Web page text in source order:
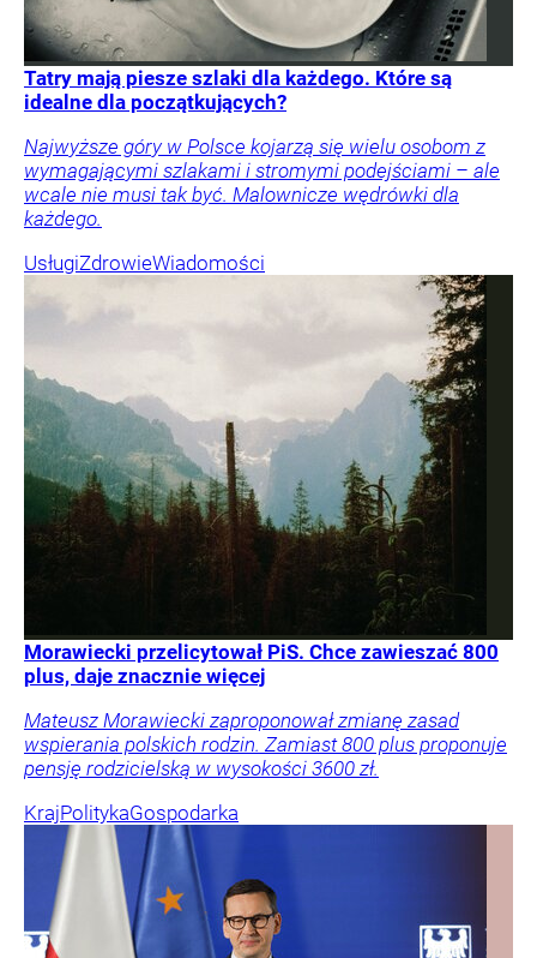
Tatry mają piesze szlaki dla każdego. Które są
idealne dla początkujących?
Najwyższe góry w Polsce kojarzą się wielu osobom z
wymagającymi szlakami i stromymi podejściami – ale
wcale nie musi tak być. Malownicze wędrówki dla
każdego.
UsługiZdrowieWiadomości
Morawiecki przelicytował PiS. Chce zawieszać 800
plus, daje znacznie więcej
Mateusz Morawiecki zaproponował zmianę zasad
wspierania polskich rodzin. Zamiast 800 plus proponuje
pensję rodzicielską w wysokości 3600 zł.
KrajPolitykaGospodarka